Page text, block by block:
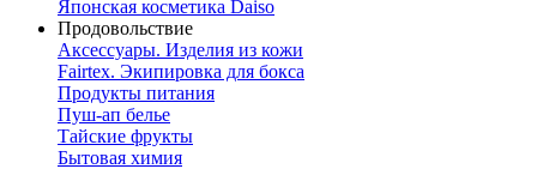
Японская косметика Daiso
Продовольствие
Аксессуары. Изделия из кожи
Fairtex. Экипировка для бокса
Продукты питания
Пуш-ап белье
Тайские фрукты
Бытовая химия